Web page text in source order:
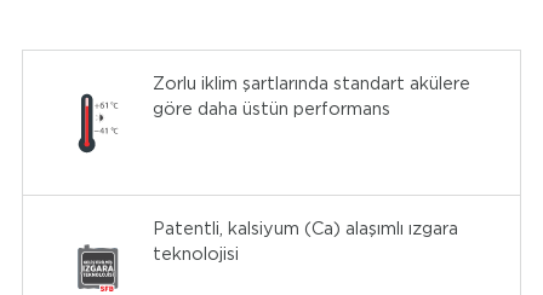
Zorlu iklim şartlarında standart akülere
göre daha üstün performans
Patentli, kalsiyum (Ca) alaşımlı ızgara
teknolojisi